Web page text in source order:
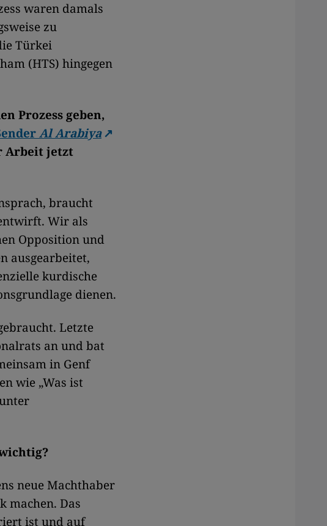
waren damals
zu
Türkei
(HTS) hingegen
Prozess geben,
Al Arabiya
Arbeit jetzt
braucht
Wir als
Opposition und
ausgearbeitet,
kurdische
dienen.
Letzte
an und bat
in Genf
wie „Was ist
neue Machthaber
machen. Das
ist und auf